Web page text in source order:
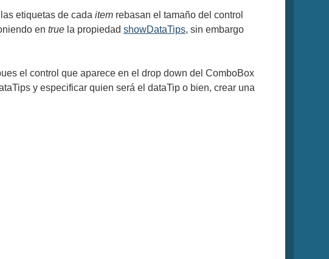
etiquetas de cada item rebasan el tamaño del control
en true la propiedad showDataTips, sin embargo
el control que aparece en el drop down del ComboBox
y especificar quien será el dataTip o bien, crear una